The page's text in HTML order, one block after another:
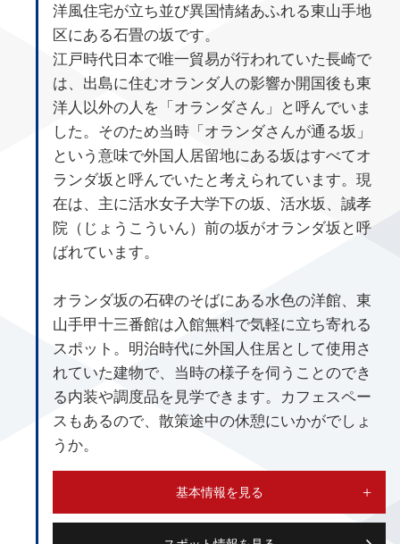
洋風住宅が立ち並び異国情緒あふれる東山手地
区にある石畳の坂です。
江戸時代日本で唯一貿易が行われていた長崎で
は、出島に住むオランダ人の影響か開国後も東
洋人以外の人を「オランダさん」と呼んでいま
した。そのため当時「オランダさんが通る坂」
という意味で外国人居留地にある坂はすべてオ
ランダ坂と呼んでいたと考えられています。現
在は、主に活水女子大学下の坂、活水坂、誠孝
院（じょうこういん）前の坂がオランダ坂と呼
ばれています。
オランダ坂の石碑のそばにある水色の洋館、東
山手甲十三番館は入館無料で気軽に立ち寄れる
スポット。明治時代に外国人住居として使用さ
れていた建物で、当時の様子を伺うことのでき
る内装や調度品を見学できます。カフェスペー
スもあるので、散策途中の休憩にいかがでしょ
うか。
基本情報を見る